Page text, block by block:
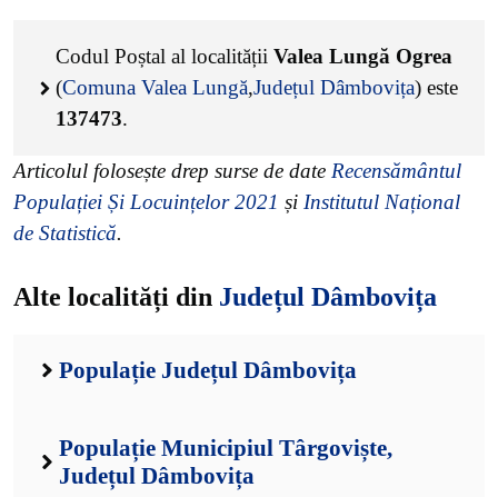
Codul Poștal al localității Valea Lungă Ogrea
(Comuna Valea Lungă,Județul Dâmbovița) este
137473.
Articolul folosește drep surse de date Recensământul
Populației Și Locuințelor 2021 și Institutul Național
de Statistică.
Alte localități din Județul Dâmbovița
Populație Județul Dâmbovița
Populație Municipiul Târgoviște,
Județul Dâmbovița